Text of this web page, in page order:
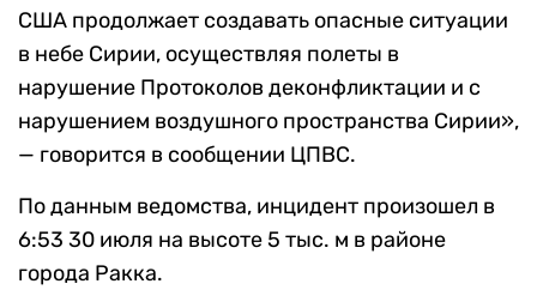
США продолжает создавать опасные ситуации
в небе Сирии, осуществляя полеты в
нарушение Протоколов деконфликтации и с
нарушением воздушного пространства Сирии»,
— говорится в сообщении ЦПВС.
По данным ведомства, инцидент произошел в
6:53 30 июля на высоте 5 тыс. м в районе
города Ракка.